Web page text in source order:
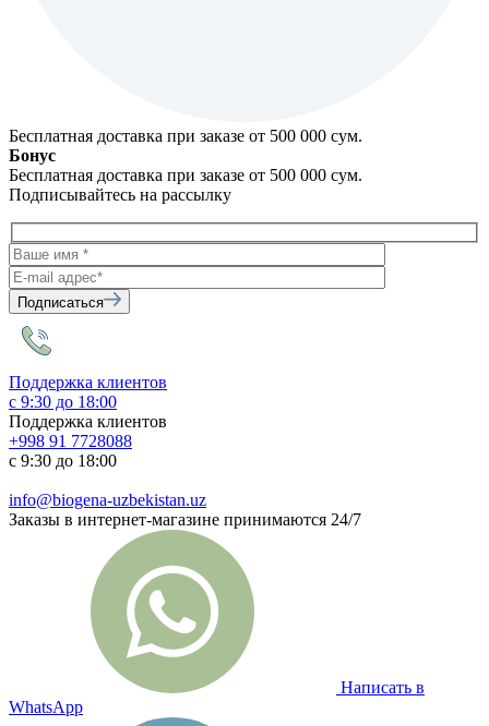
Бесплатная доставка при заказе от 500 000 cум.
Бонус
Бесплатная доставка при заказе от 500 000 cум.
Подписывайтесь на рассылку
Подписаться
Поддержка клиентов
с 9:30 до 18:00
Поддержка клиентов
+998 91 7728088
с 9:30 до 18:00
info@biogena-uzbekistan.uz
Заказы в интернет-магазине принимаются 24/7
Написать в
WhatsApp